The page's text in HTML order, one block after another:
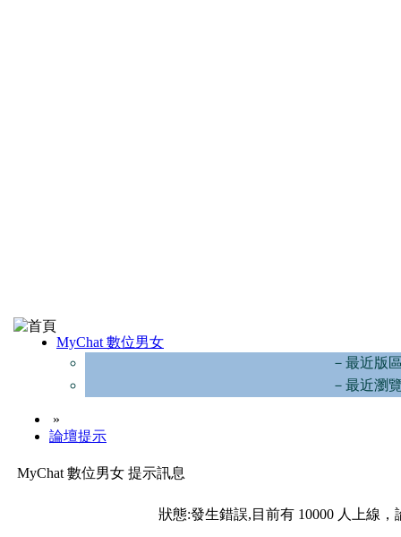
MyChat 數位男女
－最近版
－最近瀏
»
論壇提示
MyChat 數位男女 提示訊息
狀態:發生錯誤,目前有 10000 人上線